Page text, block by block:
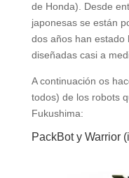
de Honda). Desde
japonesas se están
dos años han estado
diseñadas casi a
A continuación os
todos) de los robots
Fukushima:
PackBot y Warrior